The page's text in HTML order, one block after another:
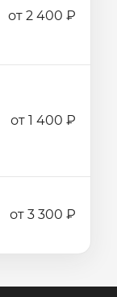
от 2 400 ₽
от 1 400 ₽
от 3 300 ₽